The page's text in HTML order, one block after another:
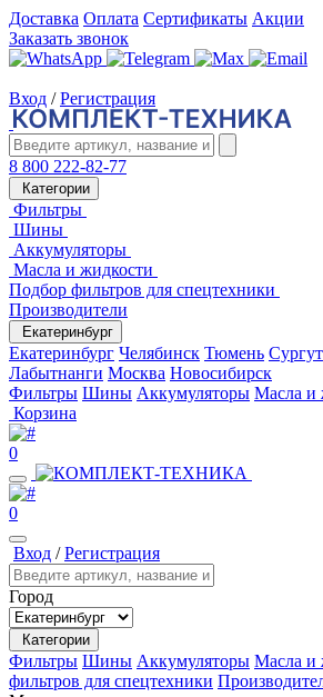
Доставка Оплата Сертификаты Акции
Заказать звонок
Вход / Регистрация
8 800 222-82-77
Категории
Фильтры
Шины
Аккумуляторы
Масла и жидкости
Подбор фильтров для спецтехники
Производители
Екатеринбург
Екатеринбург Челябинск Тюмень Сургут
Лабытнанги Москва Новосибирск
Фильтры Шины Аккумуляторы Масла и
Корзина
0
0
Вход /Регистрация
Город
Категории
Фильтры Шины Аккумуляторы Масла и
фильтров для спецтехники